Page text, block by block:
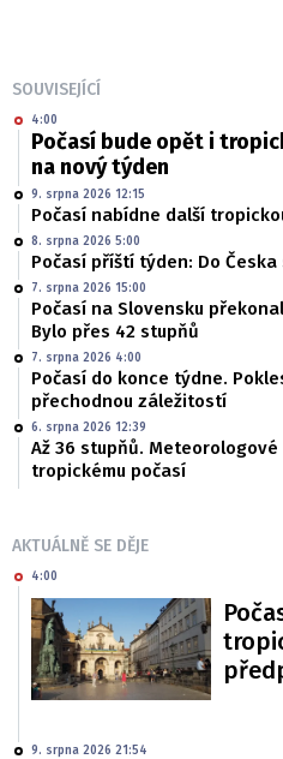
SOUVISEJÍCÍ
4:00
Počasí bude opět i
na nový týden
9. srpna 2026 12:15
Počasí nabídne další
8. srpna 2026 5:00
Počasí příští týden: Do
7. srpna 2026 15:00
Počasí na Slovensku
Bylo přes 42 stupňů
7. srpna 2026 4:00
Počasí do konce týdne.
přechodnou záležitostí
6. srpna 2026 12:39
Až 36 stupňů.
tropickému počasí
AKTUÁLNĚ SE DĚJE
4:00
9. srpna 2026 21:54